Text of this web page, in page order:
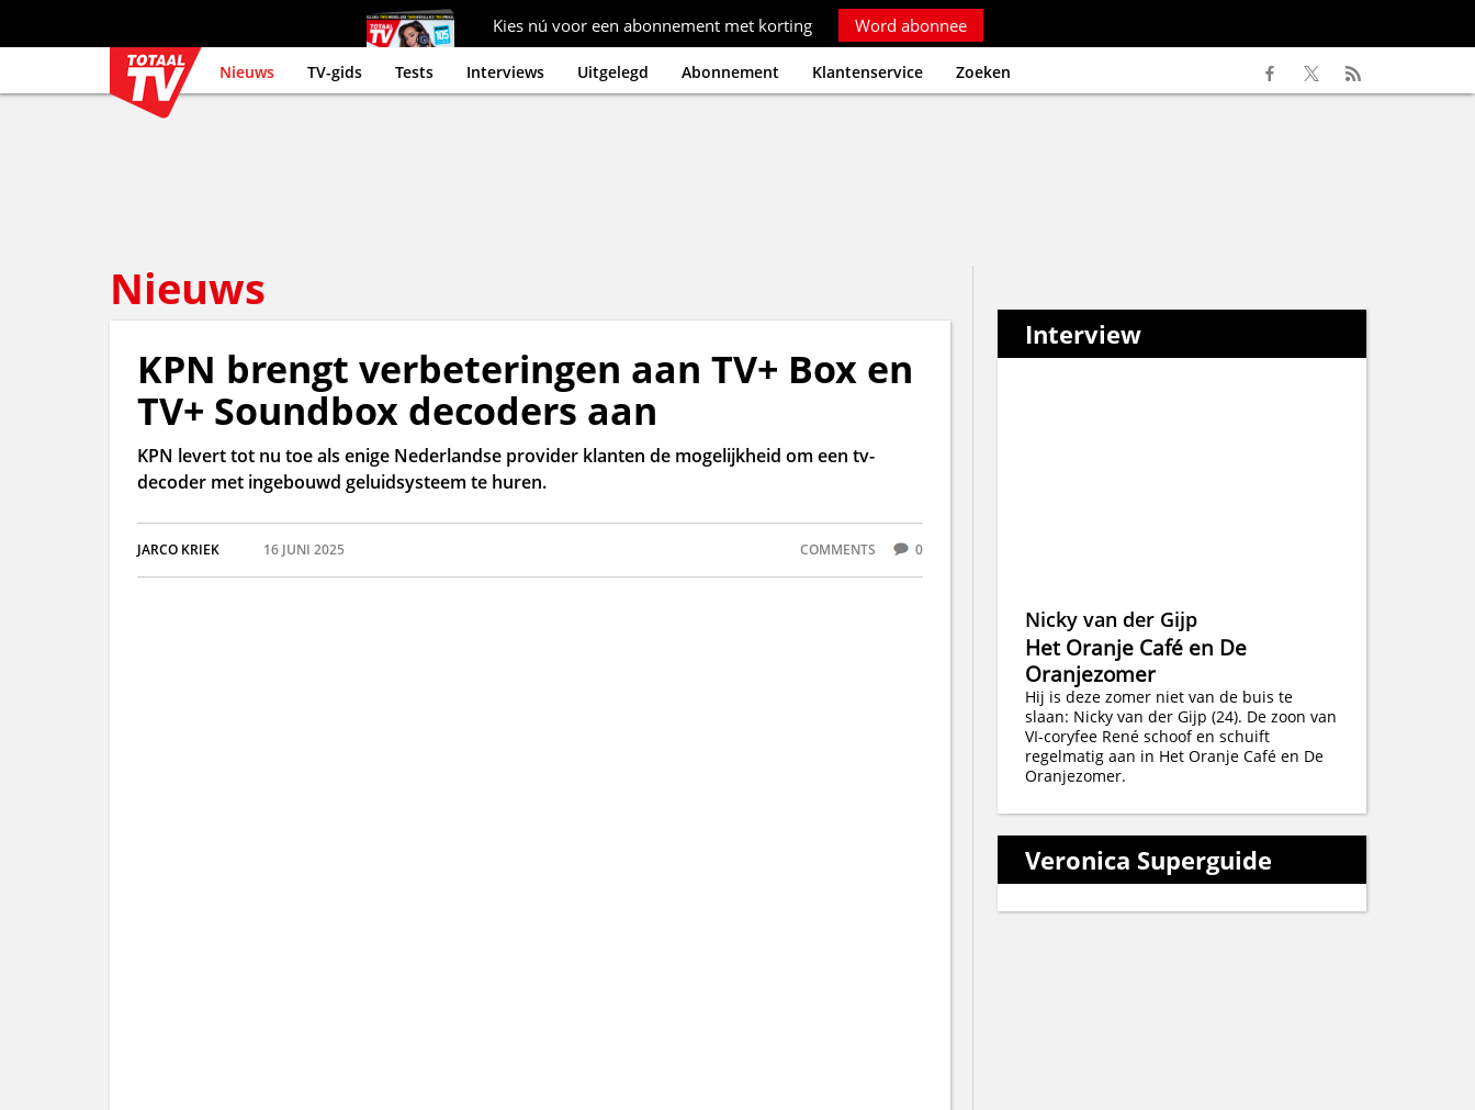
Kies nú voor een abonnement met korting Word abonnee
Nieuws TV-gids Tests Interviews Uitgelegd Abonnement Klantenservice Zoeken
Nieuws
KPN brengt verbeteringen aan TV+ Box en
TV+ Soundbox decoders aan
KPN levert tot nu toe als enige Nederlandse provider klanten de mogelijkheid om een tv-
decoder met ingebouwd geluidsysteem te huren.
JARCO KRIEK 16 JUNI 2025 COMMENTS 0
Interview
Nicky van der Gijp
Het Oranje Café en De
Oranjezomer
Hij is deze zomer niet van de buis te
slaan: Nicky van der Gijp (24). De zoon van
VI-coryfee René schoof en schuift
regelmatig aan in Het Oranje Café en De
Oranjezomer.
Veronica Superguide